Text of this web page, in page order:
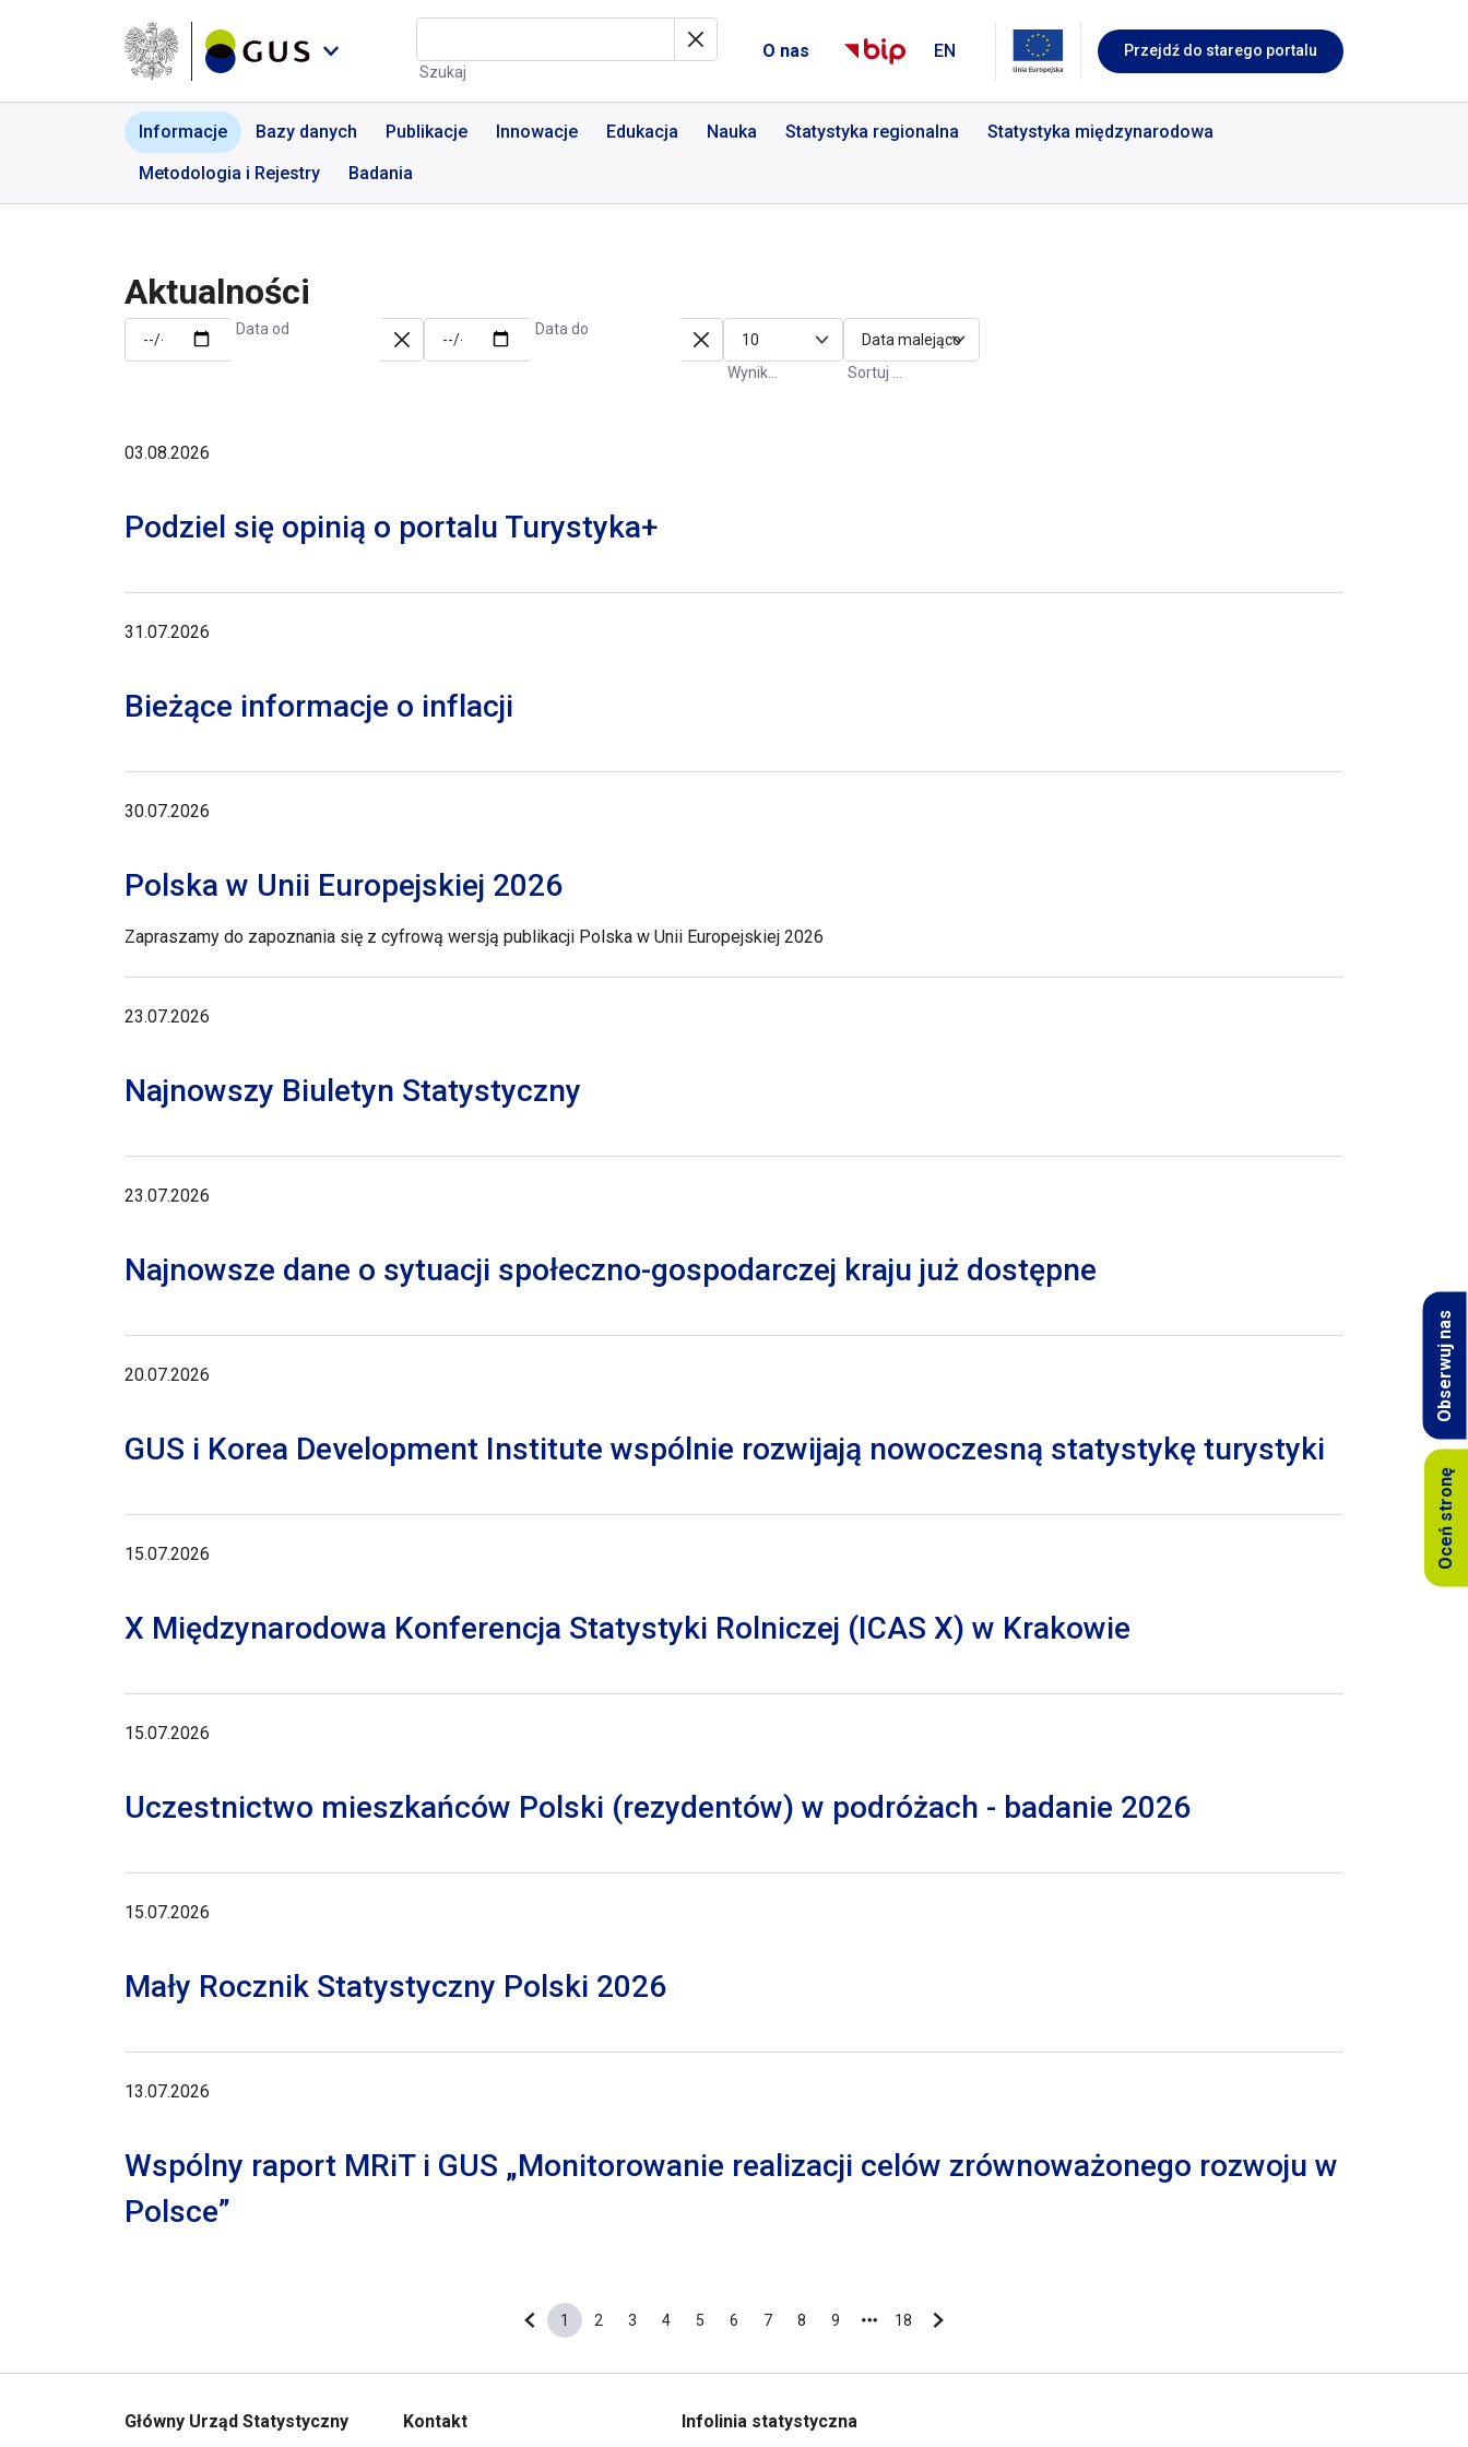
Aktualności | GUS - Portal Informacyjny
Oceń stronę
Obserwuj nas
Szukaj
O nas EN Przejdź do starego portalu
Informacje Bazy danych Publikacje Innowacje Edukacja Nauka Statystyka regionalna
Statystyka międzynarodowa
Metodologia i Rejestry
Badania
Aktualności
Data od Data do
Wyniki na stronę
03.08.2026
Podziel się opinią o portalu Turystyka+
31.07.2026
Bieżące informacje o inflacji
30.07.2026
Polska w Unii Europejskiej 2026
Zapraszamy do zapoznania się z cyfrową wersją publikacji Polska w Unii Europejskiej 2026
23.07.2026
Najnowszy Biuletyn Statystyczny
23.07.2026
Najnowsze dane o sytuacji społeczno-gospodarczej kraju już dostępne
20.07.2026
GUS i Korea Development Institute wspólnie rozwijają nowoczesną statystykę turystyki
15.07.2026
X Międzynarodowa Konferencja Statystyki Rolniczej (ICAS X) w Krakowie
15.07.2026
Uczestnictwo mieszkańców Polski (rezydentów) w podróżach - badanie 2026
15.07.2026
Mały Rocznik Statystyczny Polski 2026
13.07.2026
Wspólny raport MRiT i GUS „Monitorowanie realizacji celów zrównoważonego rozwoju w
Polsce”
Poprzednia strona
Bieżąca strona
1
Strona
2
Strona
3
Strona
4
Strona
5
Strona
6
Strona
7
Strona
8
Strona
9
Ostatnia strona
18
Następna strona
Główny Urząd Statystyczny Kontakt Infolinia statystyczna